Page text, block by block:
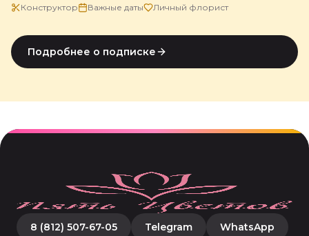
Конструктор Важные даты Личный флорист
Подробнее о подписке
8 (812) 507-67-05 Telegram WhatsApp